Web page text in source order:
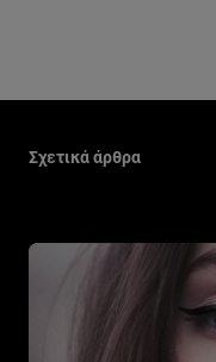
Σχετικά άρθρα